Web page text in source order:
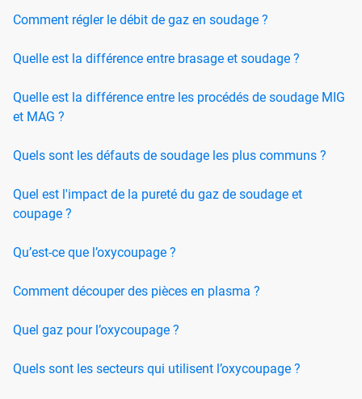
Comment régler le débit de gaz en soudage ?
Quelle est la différence entre brasage et soudage ?
Quelle est la différence entre les procédés de soudage MIG
et MAG ?
Quels sont les défauts de soudage les plus communs ?
Quel est l'impact de la pureté du gaz de soudage et
coupage ?
Qu’est-ce que l’oxycoupage ?
Comment découper des pièces en plasma ?
Quel gaz pour l’oxycoupage ?
Quels sont les secteurs qui utilisent l’oxycoupage ?